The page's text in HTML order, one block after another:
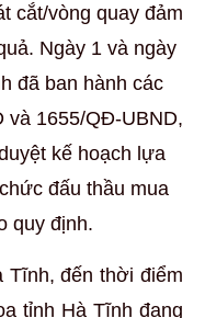
cắt/vòng quay đảm
Ngày 1 và ngày
đã ban hành các
và 1655/QĐ-UBND,
kế hoạch lựa
đấu thầu mua
quy định.
Tĩnh, đến thời điểm
tỉnh Hà Tĩnh đang